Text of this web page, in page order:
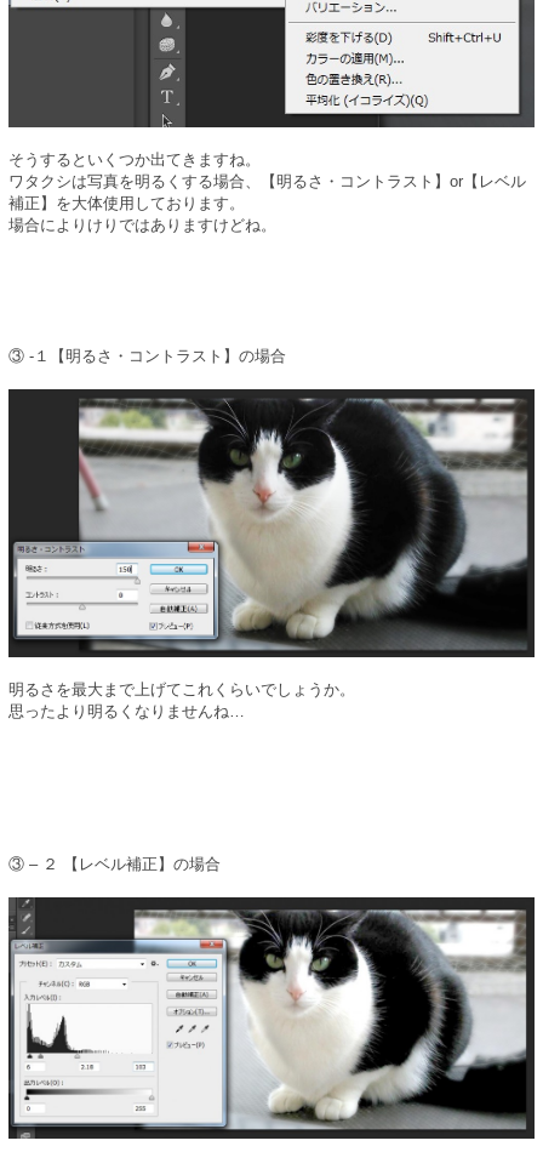
そうするといくつか出てきますね。
ワタクシは写真を明るくする場合、【明るさ・コントラスト】or【レベル
補正】を大体使用しております。
場合によりけりではありますけどね。
③ -１【明るさ・コントラスト】の場合
明るさを最大まで上げてこれくらいでしょうか。
思ったより明るくなりませんね…
③ – ２ 【レベル補正】の場合